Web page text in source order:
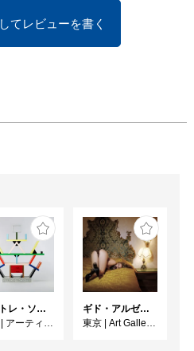
てレビューを書く
エットレ・ソットサス —魔法がはじまるとき、デザインは生まれる
アーティゾン美術館
ギド・アルゼンチーニ写真展 『女性的宇宙』
東京
Art Gallery M84